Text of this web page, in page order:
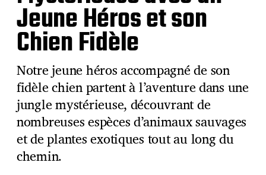
Jeune Héros et son
Chien Fidèle
Notre jeune héros accompagné de son
fidèle chien partent à l’aventure dans une
jungle mystérieuse, découvrant de
nombreuses espèces d’animaux sauvages
et de plantes exotiques tout au long du
chemin.